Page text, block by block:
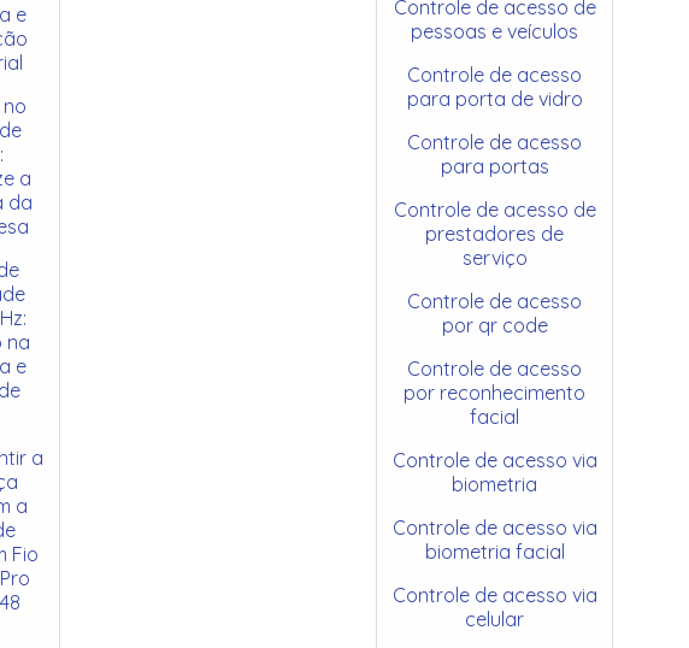
e
a
da
na
e
a
a
Fio
Controle de acesso de
pessoas e veículos
Controle de acesso
para porta de vidro
Controle de acesso
para portas
Controle de acesso de
prestadores de
serviço
Controle de acesso
por qr code
Controle de acesso
por reconhecimento
facial
Controle de acesso via
biometria
Controle de acesso via
biometria facial
Controle de acesso via
celular